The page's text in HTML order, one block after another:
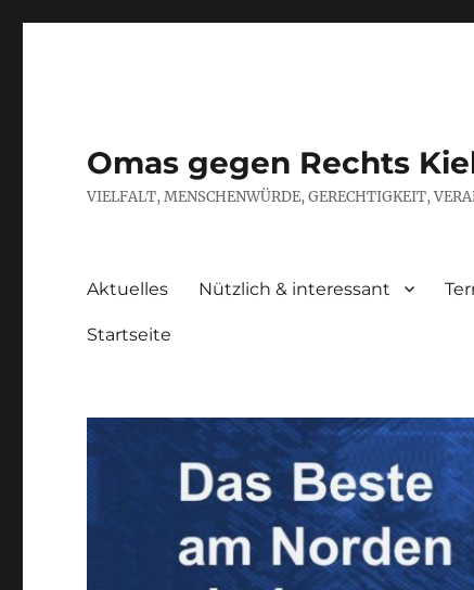
Omas gegen Rechts
VIELFALT, MENSCHENWÜRDE, GERECHTIGKEIT,
Aktuelles Nützlich & interessant
Startseite